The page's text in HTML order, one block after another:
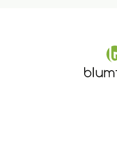
m’aider à faire des gâteaux.